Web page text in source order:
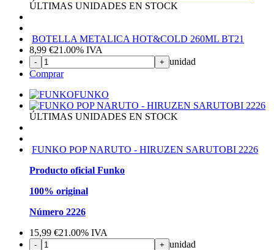
ÚLTIMAS UNIDADES EN STOCK
BOTELLA METALICA HOT&COLD 260ML BT21
8,99 €21.00% IVA
- + unidad
Comprar
FUNKO
ÚLTIMAS UNIDADES EN STOCK
FUNKO POP NARUTO - HIRUZEN SARUTOBI 2226
Producto oficial Funko
100% original
Número 2226
15,99 €21.00% IVA
- + unidad